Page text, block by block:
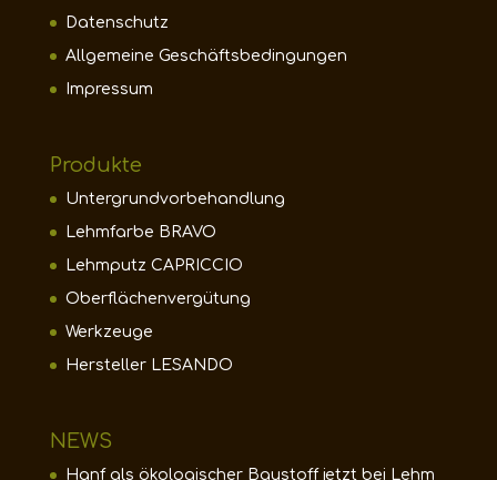
Datenschutz
Allgemeine Geschäftsbedingungen
Impressum
Produkte
Untergrundvorbehandlung
Lehmfarbe BRAVO
Lehmputz CAPRICCIO
Oberflächenvergütung
Werkzeuge
Hersteller LESANDO
NEWS
Hanf als ökologischer Baustoff jetzt bei Lehm